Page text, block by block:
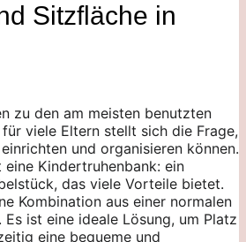
Sitzfläche in
zu den am meisten benutzten
für viele Eltern stellt sich die Frage,
und organisieren können.
Kindertruhenbank: ein
das viele Vorteile bietet.
Kombination aus einer normalen
Es ist eine ideale Lösung, um Platz
eine bequeme und